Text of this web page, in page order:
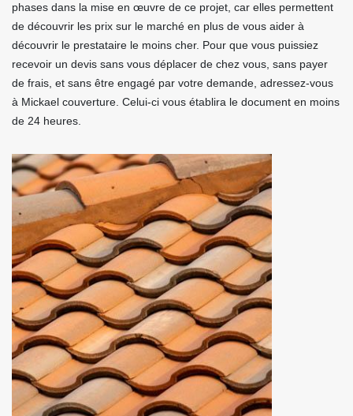
phases dans la mise en œuvre de ce projet, car elles permettent
de découvrir les prix sur le marché en plus de vous aider à
découvrir le prestataire le moins cher. Pour que vous puissiez
recevoir un devis sans vous déplacer de chez vous, sans payer
de frais, et sans être engagé par votre demande, adressez-vous
à Mickael couverture. Celui-ci vous établira le document en moins
de 24 heures.